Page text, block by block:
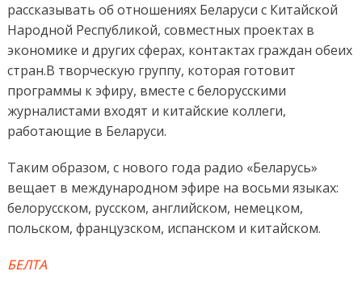
рассказывать об отношениях Беларуси с Китайской
Народной Республикой, совместных проектах в
экономике и других сферах, контактах граждан обеих
стран.В творческую группу, которая готовит
программы к эфиру, вместе с белорусскими
журналистами входят и китайские коллеги,
работающие в Беларуси.
Таким образом, с нового года радио «Беларусь»
вещает в международном эфире на восьми языках:
белорусском, русском, английском, немецком,
польском, французском, испанском и китайском.
БЕЛТА